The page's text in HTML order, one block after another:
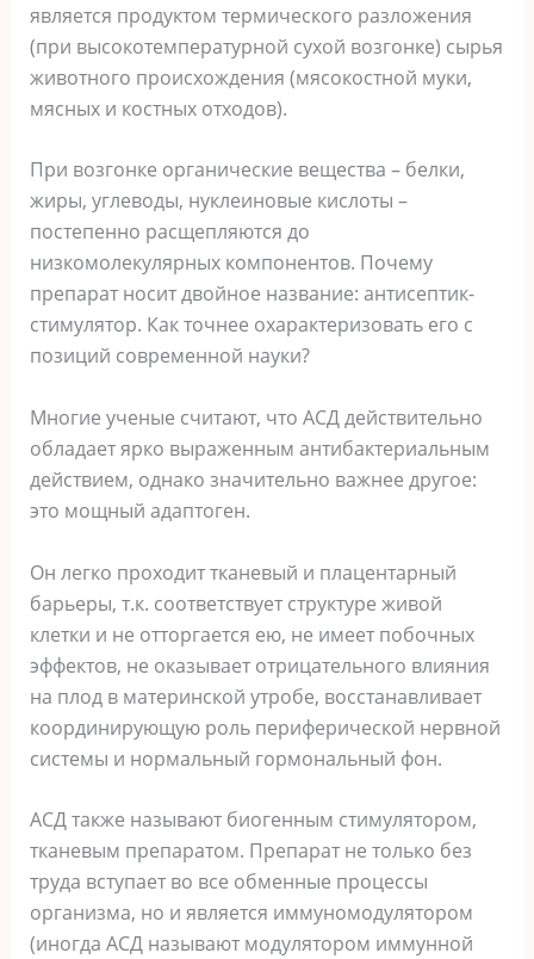
является продуктом термического разложения
(при высокотемпературной сухой возгонке) сырья
животного происхождения (мясокостной муки,
мясных и костных отходов).
При возгонке органические вещества – белки,
жиры, углеводы, нуклеиновые кислоты –
постепенно расщепляются до
низкомолекулярных компонентов. Почему
препарат носит двойное название: антисептик-
стимулятор. Как точнее охарактеризовать его с
позиций современной науки?
Многие ученые считают, что АСД действительно
обладает ярко выраженным антибактериальным
действием, однако значительно важнее другое:
это мощный адаптоген.
Он легко проходит тканевый и плацентарный
барьеры, т.к. соответствует структуре живой
клетки и не отторгается ею, не имеет побочных
эффектов, не оказывает отрицательного влияния
на плод в материнской утробе, восстанавливает
координирующую роль периферической нервной
системы и нормальный гормональный фон.
АСД также называют биогенным стимулятором,
тканевым препаратом. Препарат не только без
труда вступает во все обменные процессы
организма, но и является иммуномодулятором
(иногда АСД называют модулятором иммунной